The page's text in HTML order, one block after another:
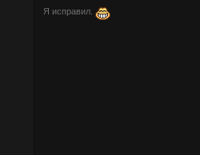
Я исправил.